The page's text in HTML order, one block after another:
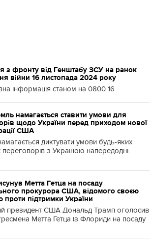
з фронту від Генштабу ЗСУ на ранок
війни 16 листопада 2024 року
інформація станом на 0800 16
намагається ставити умови для
щодо України перед приходом нової
США
диктувати умови будь-яких
переговорів з Україною напередодні
Метта Гетца на посаду
прокурора США, відомого своєю
проти підтримки України
президент США Дональд Трамп оголосив
Метта Гетца із Флориди на посаду